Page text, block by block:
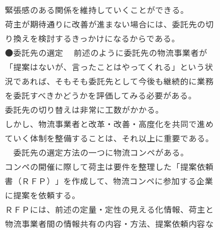
緊張感のある関係を維持していくことができる。
荷主が期待通りに改善が進まない場合には、委託先の切
り換えを検討するきっかけになるからである。
●委託先の選定 前述のように委託先の物流事業者が
「提案はないが、言ったことはやってくれる」という状
況であれば、そもそも委託先として今後も継続的に業務
を委託すべきかどうかを評価してみる必要がある。
委託先の切り替えは非常に工数がかかる。
しかし、物流事業者と改革・改善・高度化を共同で進め
ていく体制を整備することは、それ以上に重要である。
委託先の選定方法の一つに物流コンペがある。
コンペの開催に際して荷主は要件を整理した「提案依頼
書（ＲＦＰ）」を作成して、物流コンペに参加する企業
に提案を依頼する。
ＲＦＰには、前述の定量・定性の見える化情報、荷主と
物流事業者間の情報共有の内容・方法、提案依頼内容な